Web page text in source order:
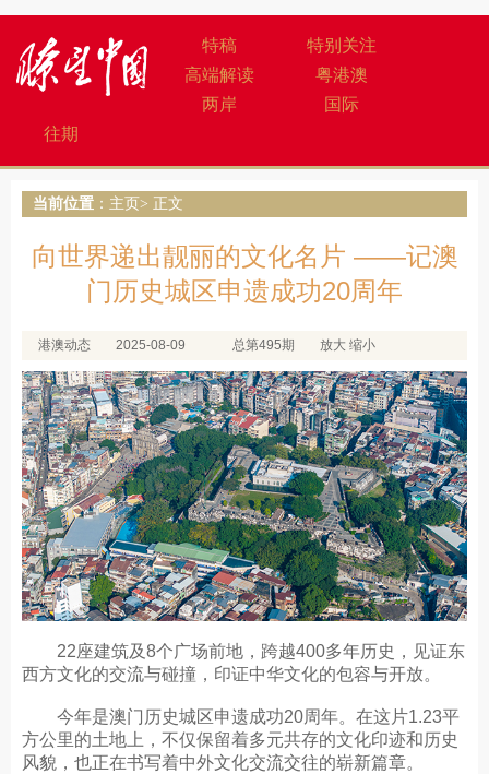
特稿
特别关注
高端解读
粤港澳
两岸
国际
往期
当前位置 ： 主页 > 正文
向世界递出靓丽的文化名片 ——记澳
门历史城区申遗成功20周年
港澳动态 2025-08-09 总第495期 放大 缩小
22座建筑及8个广场前地，跨越400多年历史，见证东
西方文化的交流与碰撞，印证中华文化的包容与开放。
今年是澳门历史城区申遗成功20周年。在这片1.23平
方公里的土地上，不仅保留着多元共存的文化印迹和历史
风貌，也正在书写着中外文化交流交往的崭新篇章。